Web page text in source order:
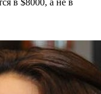
в $8000, а не в